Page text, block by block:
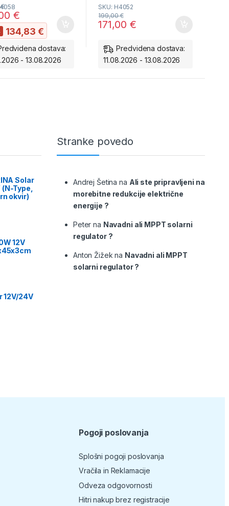
(4G/LTE).
Visoka 2K ločljivost in
nočni vid.
360-stopinjski
okolice preko
€
€
134,83 €
dostava:
- 13.08.2026
zaslona ali aplikacije na
telefonu.
Vrtljivost: 360-stopinjski
SKU: H4052
171,00 €
199,00€
Predvidena dostava:
11.08.2026 - 13.08.2026
Solar
Type,
okvir)
12V
12V/24V
Stranke povedo
Andrej Šetina na Ali ste pripravljeni na
morebitne redukcije električne
energije ?
Peter na Navadni ali MPPT solarni
regulator ?
Anton Žižek na Navadni ali MPPT
solarni regulator ?
Pogoji poslovanja
Splošni pogoji poslovanja
Vračila in Reklamacije
Odveza odgovornosti
Hitri nakup brez registracije